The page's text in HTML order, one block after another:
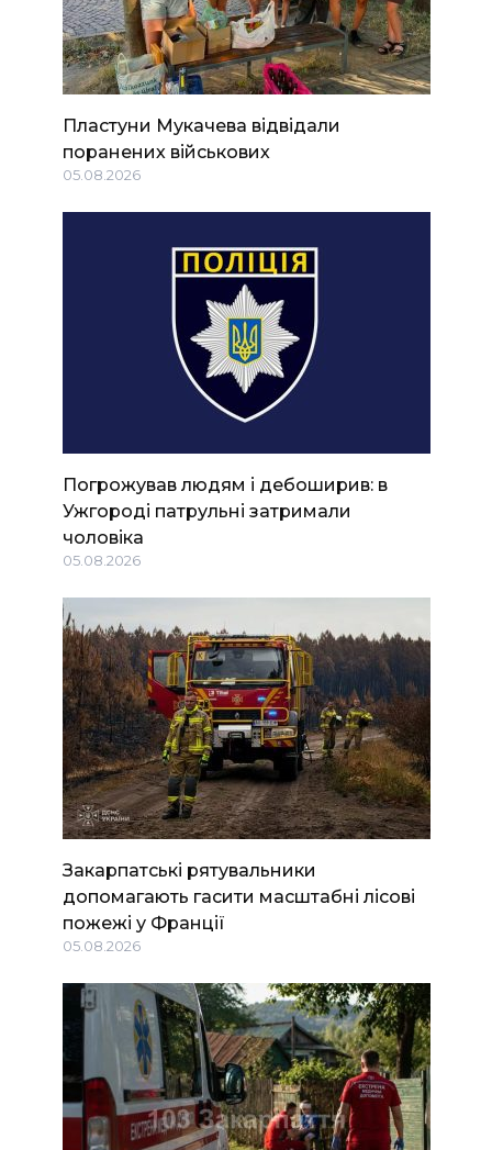
Пластуни Мукачева відвідали
поранених військових
05.08.2026
Погрожував людям і дебоширив: в
Ужгороді патрульні затримали
чоловіка
05.08.2026
Закарпатські рятувальники
допомагають гасити масштабні лісові
пожежі у Франції
05.08.2026